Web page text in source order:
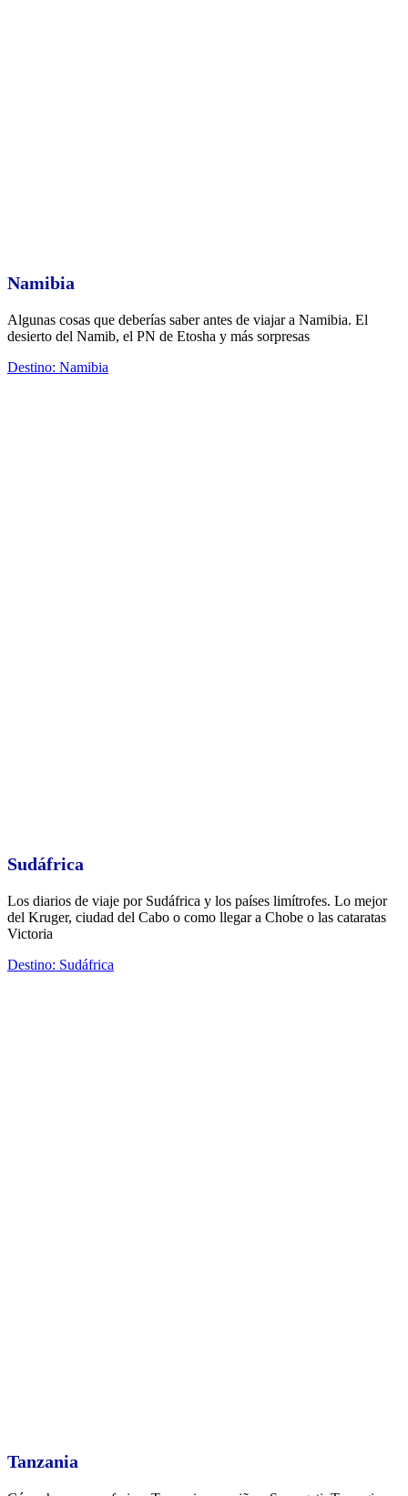
Namibia
Algunas cosas que deberías saber antes de viajar a Namibia. El
desierto del Namib, el PN de Etosha y más sorpresas
Destino: Namibia
Sudáfrica
Los diarios de viaje por Sudáfrica y los países limítrofes. Lo mejor
del Kruger, ciudad del Cabo o como llegar a Chobe o las cataratas
Victoria
Destino: Sudáfrica
Tanzania